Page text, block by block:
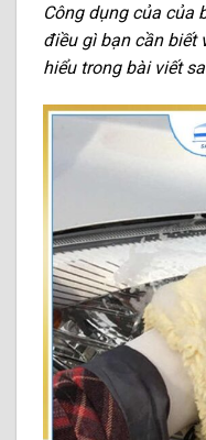
Công dụng của của
điều gì bạn cần biết
hiểu trong bài viết